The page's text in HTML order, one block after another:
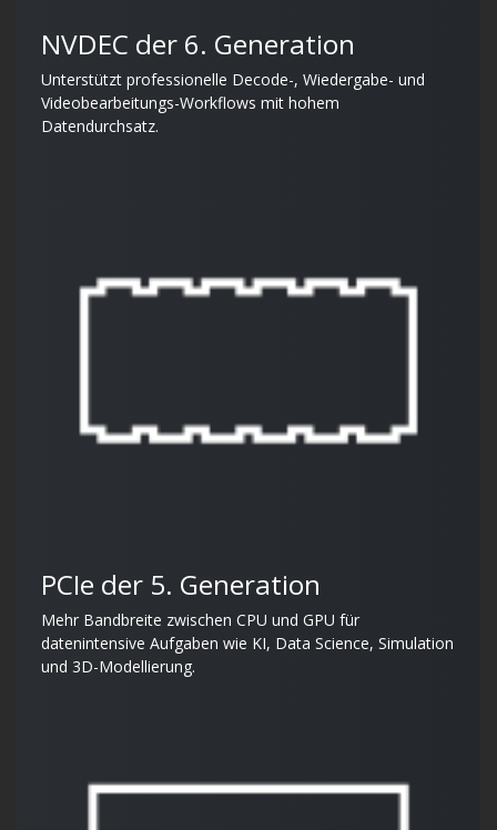
NVDEC der 6. Generation
Unterstützt professionelle Decode-, Wiedergabe- und
Videobearbeitungs-Workflows mit hohem
Datendurchsatz.
PCIe der 5. Generation
Mehr Bandbreite zwischen CPU und GPU für
datenintensive Aufgaben wie KI, Data Science, Simulation
und 3D-Modellierung.